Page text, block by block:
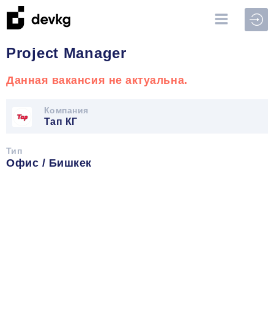
Project Manager
Данная вакансия не актуальна.
Компания
Тап КГ
Тип
Офис / Бишкек